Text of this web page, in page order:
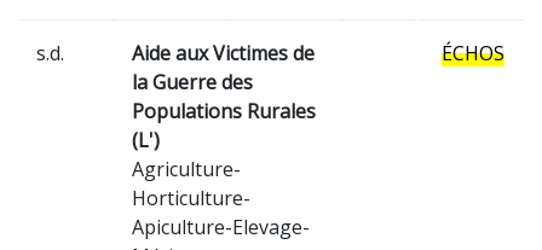
s.d.
Aide aux Victimes de
la Guerre des
Populations Rurales
(L')
Agriculture-
Horticulture-
Apiculture-Elevage-
ÉCHOS